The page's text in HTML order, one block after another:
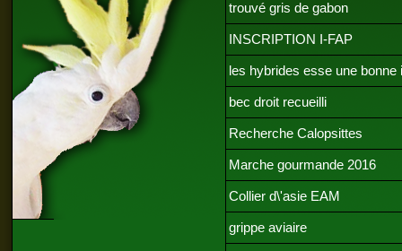
trouvé gris de gabon
INSCRIPTION I-FAP
les hybrides esse une bonne
bec droit recueilli
Recherche Calopsittes
Marche gourmande 2016
Collier d\'asie EAM
grippe aviaire